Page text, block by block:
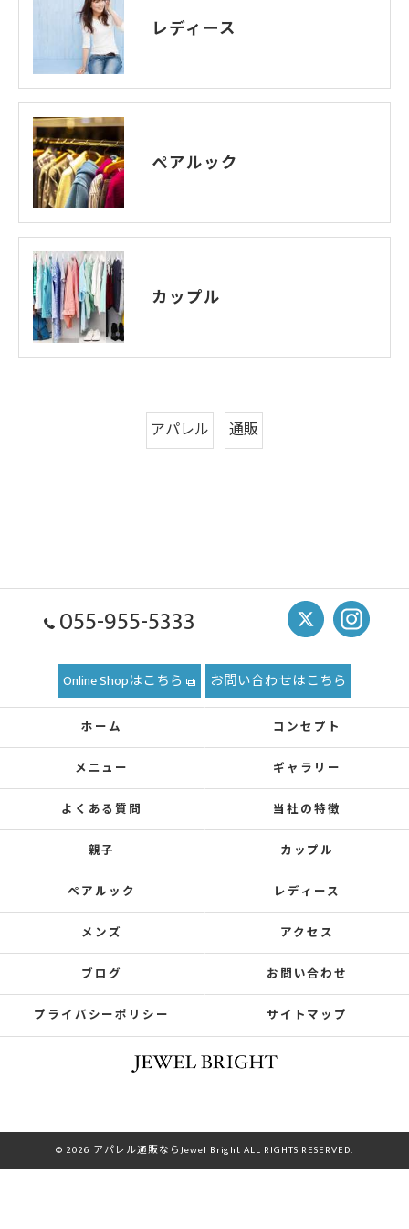
レディース
ペアルック
カップル
アパレル 通販
055-955-5333
Online Shopはこちら お問い合わせはこちら
ホーム コンセプト
メニュー ギャラリー
よくある質問 当社の特徴
親子 カップル
ペアルック レディース
メンズ アクセス
ブログ お問い合わせ
プライバシーポリシー サイトマップ
© 2026 アパレル通販ならJewel Bright ALL RIGHTS RESERVED.